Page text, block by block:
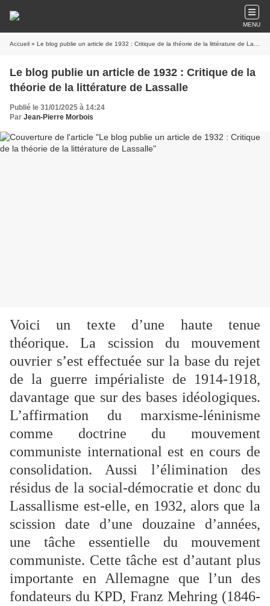
MENU
Accueil » Le blog publie un article de 1932 : Critique de la théorie de la littérature de Lassalle
Le blog publie un article de 1932 : Critique de la
théorie de la littérature de Lassalle
Publié le 31/01/2025 à 14:24
Par Jean-Pierre Morbois
Voici un texte d’une haute tenue
théorique. La scission du mouvement
ouvrier s’est effectuée sur la base du rejet
de la guerre impérialiste de 1914-1918,
davantage que sur des bases idéologiques.
L’affirmation du marxisme-léninisme
comme doctrine du mouvement
communiste international est en cours de
consolidation. Aussi l’élimination des
résidus de la social-démocratie et donc du
Lassallisme est-elle, en 1932, alors que la
scission date d’une douzaine d’années,
une tâche essentielle du mouvement
communiste. Cette tâche est d’autant plus
importante en Allemagne que l’un des
fondateurs du KPD, Franz Mehring (1846-